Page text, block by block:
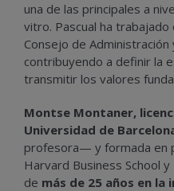
una de las principales a
vitro. Pascual ha
Consejo de
contribuyendo a definir la
transmitir los valores
Montse Montaner,
Universidad de
profesora— y formada en
Harvard Business School
de más de 25 años en